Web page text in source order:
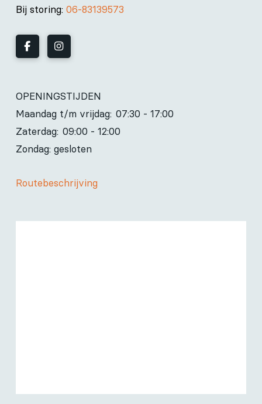
Bij storing: 06-83139573
OPENINGSTIJDEN
Maandag t/m vrijdag: 07:30 - 17:00
Zaterdag: 09:00 - 12:00
Zondag: gesloten
Routebeschrijving